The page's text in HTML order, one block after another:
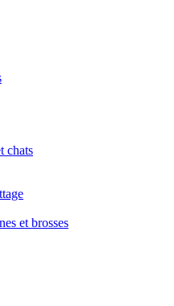
chats
et brosses